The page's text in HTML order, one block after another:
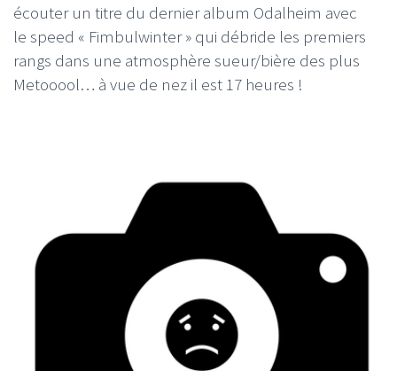
écouter un titre du dernier album Odalheim avec
le speed « Fimbulwinter » qui débride les premiers
rangs dans une atmosphère sueur/bière des plus
Metooool… à vue de nez il est 17 heures !